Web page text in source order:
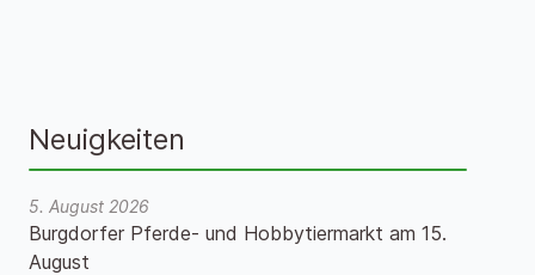
Neuigkeiten
5. August 2026
Burgdorfer Pferde- und Hobbytiermarkt am 15.
August